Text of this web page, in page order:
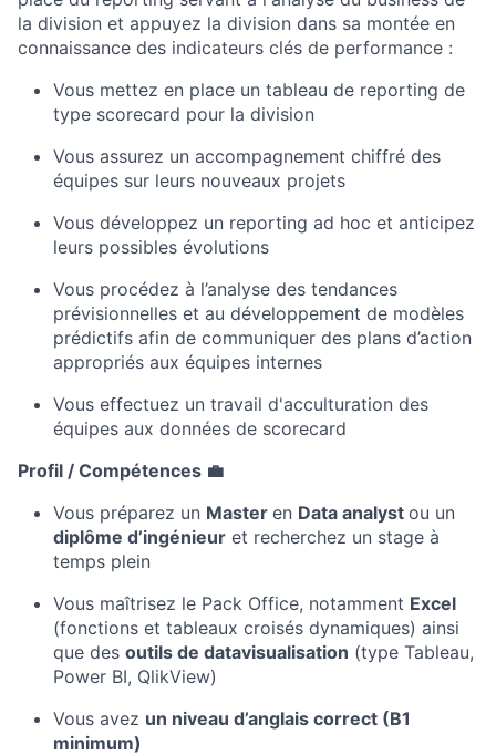
la division et appuyez la division dans sa montée en
connaissance des indicateurs clés de performance :
Vous mettez en place un tableau de reporting de
type scorecard pour la division
Vous assurez un accompagnement chiffré des
équipes sur leurs nouveaux projets
Vous développez un reporting ad hoc et anticipez
leurs possibles évolutions
Vous procédez à l’analyse des tendances
prévisionnelles et au développement de modèles
prédictifs afin de communiquer des plans d’action
appropriés aux équipes internes
Vous effectuez un travail d'acculturation des
équipes aux données de scorecard
Profil / Compétences 💼
Vous préparez un Master en Data analyst ou un
diplôme d’ingénieur et recherchez un stage à
temps plein
Vous maîtrisez le Pack Office, notamment Excel
(fonctions et tableaux croisés dynamiques) ainsi
que des outils de datavisualisation (type Tableau,
Power BI, QlikView)
Vous avez un niveau d’anglais correct (B1
minimum)